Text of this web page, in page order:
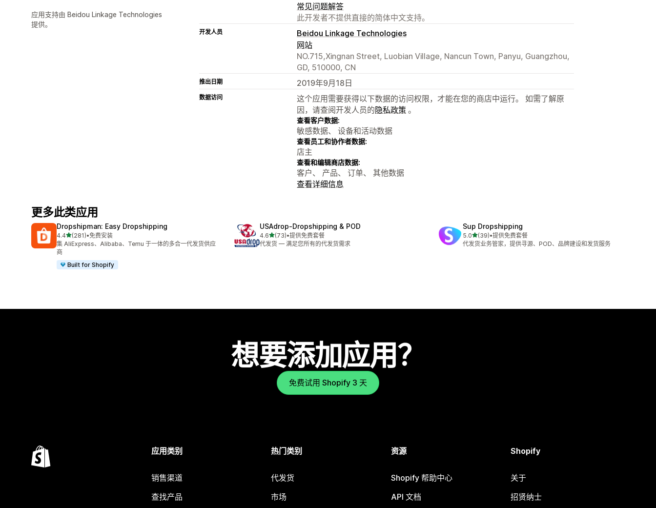
应用支持由 Beidou Linkage Technologies
提供。
常见问题解答
此开发者不提供直接的简体中文支持。
开发人员
Beidou Linkage Technologies
网站
NO.715,Xingnan Street, Luobian Village, Nancun Town, Panyu, Guangzhou,
GD, 510000, CN
推出日期 2019年9月18日
数据访问
这个应用需要获得以下数据的访问权限，才能在您的商店中运行。 如需了解原
因，请查阅开发人员的隐私政策 。
查看客户数据:
敏感数据、 设备和活动数据
查看员工和协作者数据:
店主
查看和编辑商店数据:
客户、 产品、 订单、 其他数据
查看详细信息
更多此类应用
Dropshipman: Easy Dropshipping
4.4星（满分 5 星）
(281)
总共 281 条评论
•免费安装
集 AliExpress、Alibaba、Temu 于一体的多合一代发货供应
商
Built for Shopify
USAdrop‑Dropshipping & POD
4.6星（满分 5 星）
(73)
总共 73 条评论
•提供免费套餐
代发货 — 满足您所有的代发货需求
Sup Dropshipping
5.0星（满分 5 星）
(39)
总共 39 条评论
•提供免费套餐
代发货业务管家，提供寻源、POD、品牌建设和发货服务
想要添加应用？
免费试用 Shopify 3 天
应用类别
销售渠道
查找产品
热门类别
代发货
市场
资源
Shopify 帮助中心
API 文档
Shopify
关于
招贤纳士